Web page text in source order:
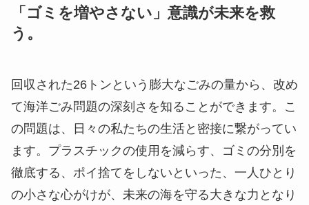
「ゴミを増やさない」意識が未来を救
う 。
回収された26トンという膨大なごみの量から、改め
て海洋ごみ問題の深刻さを知ることができます。こ
の問題は、日々の私たちの生活と密接に繋がってい
ます。プラスチックの使用を減らす、ゴミの分別を
徹底する、ポイ捨てをしないといった、一人ひとり
の小さな心がけが、未来の海を守る大きな力となり